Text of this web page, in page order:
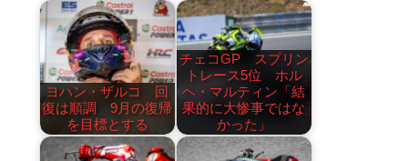
ヨハン・ザルコ 回
復は順調 9月の復帰
を目標とする
チェコGP スプリン
トレース5位 ホル
ヘ・マルティン「結
果的に大惨事ではな
かった」